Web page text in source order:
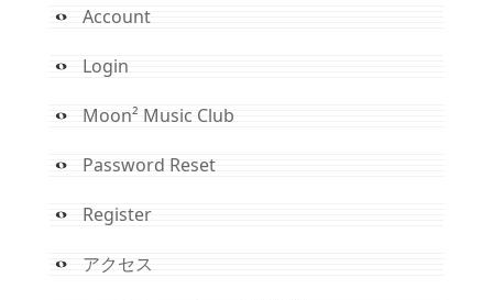
Account
Login
Moon² Music Club
Password Reset
Register
アクセス